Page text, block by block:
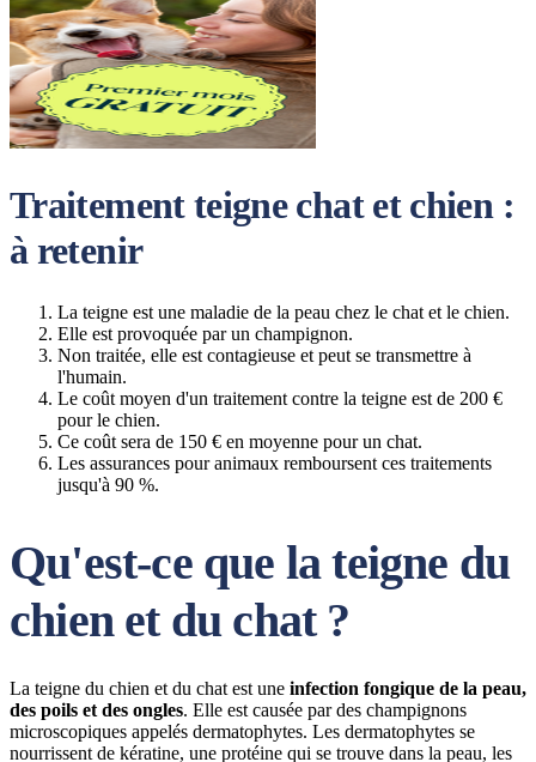
Traitement teigne chat et chien :
à retenir
La teigne est une maladie de la peau chez le chat et le chien.
Elle est provoquée par un champignon.
Non traitée, elle est contagieuse et peut se transmettre à
l'humain.
Le coût moyen d'un traitement contre la teigne est de 200 €
pour le chien.
Ce coût sera de 150 € en moyenne pour un chat.
Les assurances pour animaux remboursent ces traitements
jusqu'à 90 %.
Qu'est-ce que la teigne du
chien et du chat ?
La teigne du chien et du chat est une infection fongique de la peau,
des poils et des ongles. Elle est causée par des champignons
microscopiques appelés dermatophytes. Les dermatophytes se
nourrissent de kératine, une protéine qui se trouve dans la peau, les